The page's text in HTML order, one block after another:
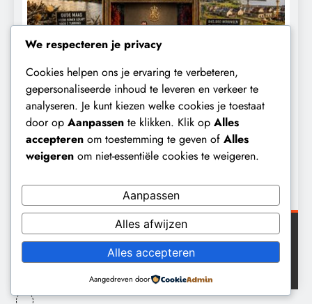
klimaat
KALENDER 2030 KLIMAATBEDROG
Waarom worden de mensen van wie
toekomst op het spel staat,
buitengesloten?
Digital Newspaper - Veelzijdig nieuws WordPress
thema 2026. Powered ByBlazeThemes.
We respecteren je privacy
Cookies helpen ons je ervaring te verbeteren,
gepersonaliseerde inhoud te leveren en verkeer te
analyseren. Je kunt kiezen welke cookies je toestaat
door op Aanpassen te klikken. Klik op Alles
accepteren om toestemming te geven of Alles
weigeren om niet-essentiële cookies te weigeren.
Aanpassen
Alles afwijzen
Alles accepteren
Aangedreven door